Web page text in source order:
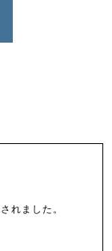
れました。